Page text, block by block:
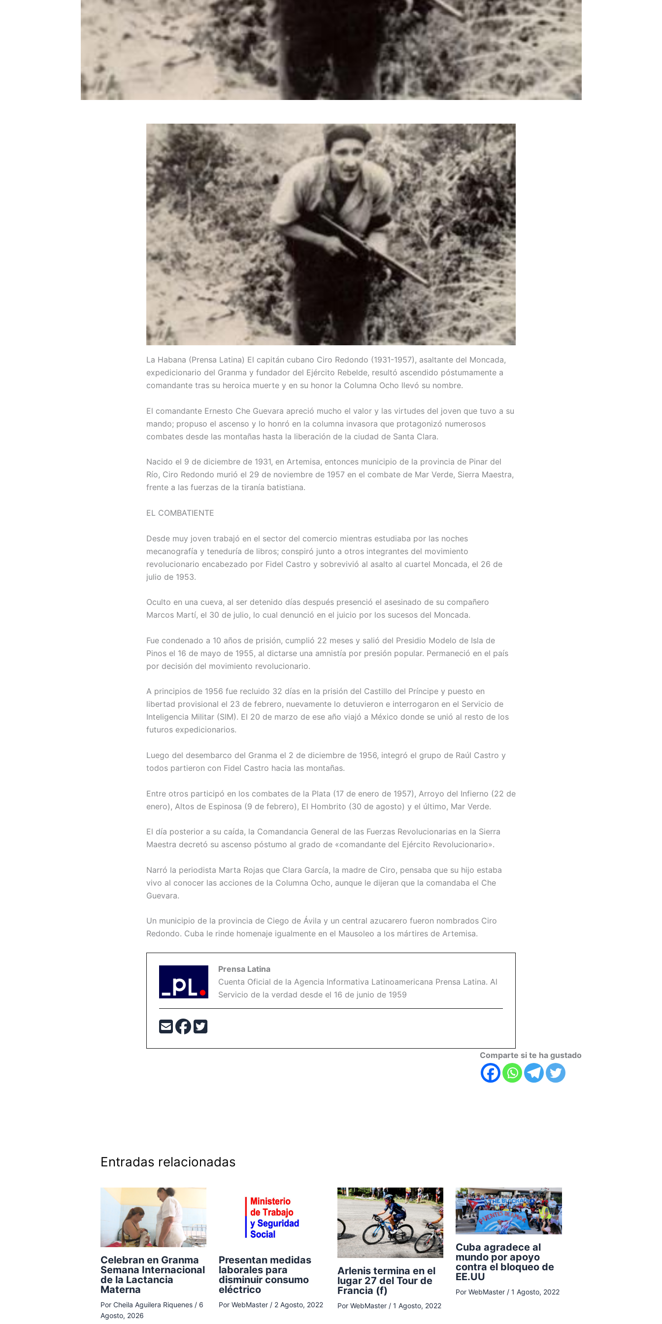
La Habana (Prensa Latina) El capitán cubano Ciro Redondo (1931-1957), asaltante del Moncada,
expedicionario del Granma y fundador del Ejército Rebelde, resultó ascendido póstumamente a
comandante tras su heroica muerte y en su honor la Columna Ocho llevó su nombre.
El comandante Ernesto Che Guevara apreció mucho el valor y las virtudes del joven que tuvo a su
mando; propuso el ascenso y lo honró en la columna invasora que protagonizó numerosos
combates desde las montañas hasta la liberación de la ciudad de Santa Clara.
Nacido el 9 de diciembre de 1931, en Artemisa, entonces municipio de la provincia de Pinar del
Río, Ciro Redondo murió el 29 de noviembre de 1957 en el combate de Mar Verde, Sierra Maestra,
frente a las fuerzas de la tiranía batistiana.
EL COMBATIENTE
Desde muy joven trabajó en el sector del comercio mientras estudiaba por las noches
mecanografía y teneduría de libros; conspiró junto a otros integrantes del movimiento
revolucionario encabezado por Fidel Castro y sobrevivió al asalto al cuartel Moncada, el 26 de
julio de 1953.
Oculto en una cueva, al ser detenido días después presenció el asesinado de su compañero
Marcos Martí, el 30 de julio, lo cual denunció en el juicio por los sucesos del Moncada.
Fue condenado a 10 años de prisión, cumplió 22 meses y salió del Presidio Modelo de Isla de
Pinos el 16 de mayo de 1955, al dictarse una amnistía por presión popular. Permaneció en el país
por decisión del movimiento revolucionario.
A principios de 1956 fue recluido 32 días en la prisión del Castillo del Príncipe y puesto en
libertad provisional el 23 de febrero, nuevamente lo detuvieron e interrogaron en el Servicio de
Inteligencia Militar (SIM). El 20 de marzo de ese año viajó a México donde se unió al resto de los
futuros expedicionarios.
Luego del desembarco del Granma el 2 de diciembre de 1956, integró el grupo de Raúl Castro y
todos partieron con Fidel Castro hacia las montañas.
Entre otros participó en los combates de la Plata (17 de enero de 1957), Arroyo del Infierno (22 de
enero), Altos de Espinosa (9 de febrero), El Hombrito (30 de agosto) y el último, Mar Verde.
El día posterior a su caída, la Comandancia General de las Fuerzas Revolucionarias en la Sierra
Maestra decretó su ascenso póstumo al grado de «comandante del Ejército Revolucionario».
Narró la periodista Marta Rojas que Clara García, la madre de Ciro, pensaba que su hijo estaba
vivo al conocer las acciones de la Columna Ocho, aunque le dijeran que la comandaba el Che
Guevara.
Un municipio de la provincia de Ciego de Ávila y un central azucarero fueron nombrados Ciro
Redondo. Cuba le rinde homenaje igualmente en el Mausoleo a los mártires de Artemisa.
Prensa Latina
Cuenta Oficial de la Agencia Informativa Latinoamericana Prensa Latina. Al
Servicio de la verdad desde el 16 de junio de 1959
Comparte si te ha gustado
Entradas relacionadas
Celebran en Granma
Semana Internacional
de la Lactancia
Materna
Por Cheila Aguilera Riquenes / 6
Agosto, 2026
Presentan medidas
laborales para
disminuir consumo
eléctrico
Por WebMaster / 2 Agosto, 2022
Arlenis termina en el
lugar 27 del Tour de
Francia (f)
Por WebMaster / 1 Agosto, 2022
Cuba agradece al
mundo por apoyo
contra el bloqueo de
EE.UU
Por WebMaster / 1 Agosto, 2022